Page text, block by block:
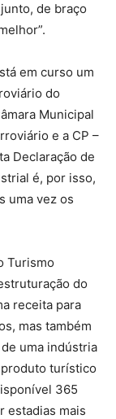
de braço
em curso um
do
Municipal
e a CP –
Declaração de
é, por isso,
uma vez os
Turismo
do
receita para
mas também
uma indústria
turístico
365
estadias mais